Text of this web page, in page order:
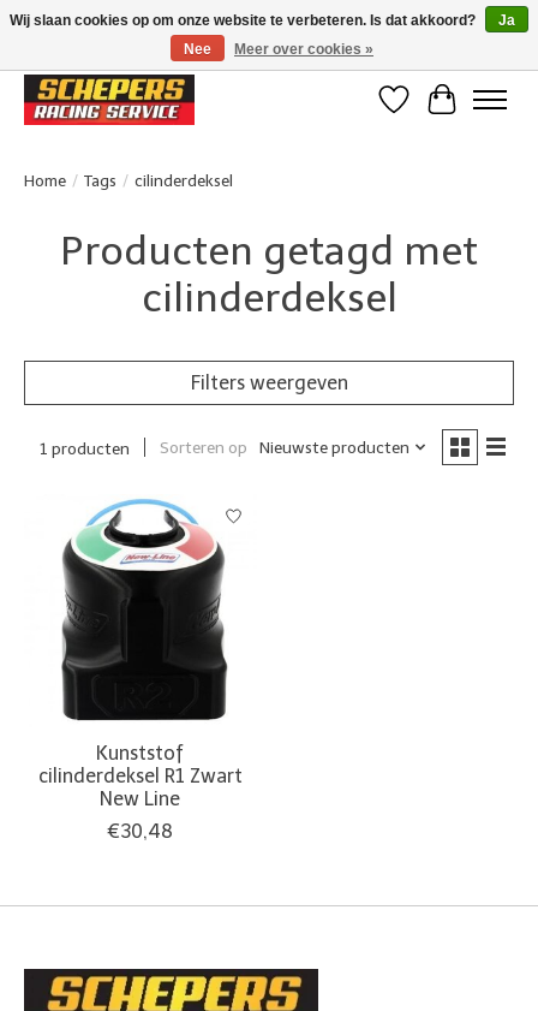
Klanten beoordelen ons met een 4,8/5 op Google reviews
Verlanglijst
Home / Tags / cilinderdeksel
Producten getagd met
cilinderdeksel
Filters weergeven
1 producten Sorteren op Nieuwste producten
Kunststof
cilinderdeksel R1 Zwart
New Line
€30,48
Wij slaan cookies op om onze website te verbeteren. Is dat akkoord?
Ja
Nee
Meer over cookies »